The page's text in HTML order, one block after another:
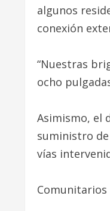
algunos
conexión
“Nuestras
ocho
Asimismo, el
suministro
vías
Comunitarios